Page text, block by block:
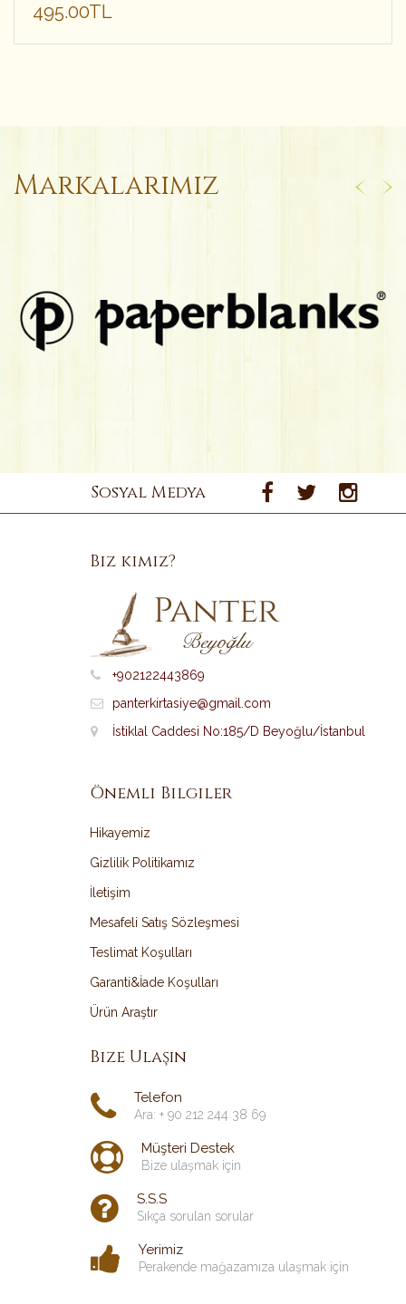
495.00TL
Markalarımız
Sosyal Medya
Biz kimiz?
+902122443869
panterkirtasiye@gmail.com
İstiklal Caddesi No:185/D Beyoğlu/İstanbul
Önemli Bilgiler
Hikayemiz
Gizlilik Politikamız
İletişim
Mesafeli Satış Sözleşmesi
Teslimat Koşulları
Garanti&İade Koşulları
Ürün Araştır
Bize Ulaşın
Telefon
Ara: + 90 212 244 38 69
Müşteri Destek
Bize ulaşmak için
S.S.S
Sıkça sorulan sorular
Yerimiz
Perakende mağazamıza ulaşmak için